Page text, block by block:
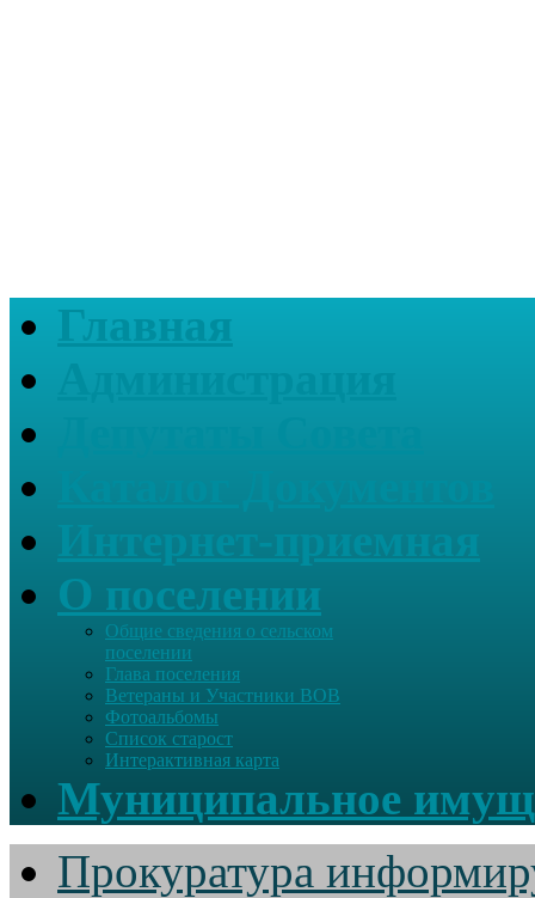
Главная
О поселении
Общие сведения о сельском
поселении
Глава поселения
Ветераны и Участники ВОВ
Фотоальбомы
Список старост
Интерактивная карта
Муниципальное
Прокуратура